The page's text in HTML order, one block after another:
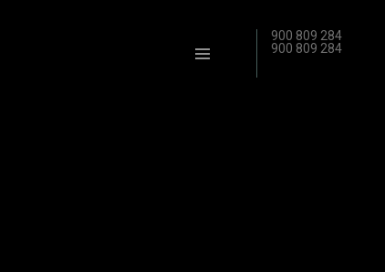
900 809 284
900 809 284